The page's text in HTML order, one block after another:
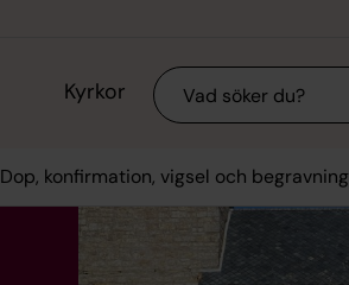
Kyrkor Sök
Dop, konfirmation, vigsel och begravning